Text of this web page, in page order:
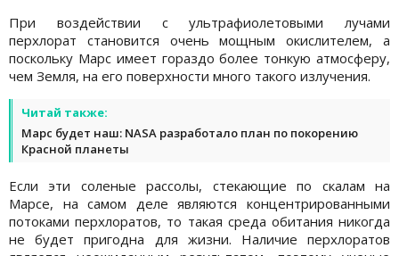
При воздействии с ультрафиолетовыми лучами
перхлорат становится очень мощным окислителем, а
поскольку Марс имеет гораздо более тонкую атмосферу,
чем Земля, на его поверхности много такого излучения.
Читай также:
Марс будет наш: NASA разработало план по покорению
Красной планеты
Если эти соленые рассолы, стекающие по скалам на
Марсе, на самом деле являются концентрированными
потоками перхлоратов, то такая среда обитания никогда
не будет пригодна для жизни. Наличие перхлоратов